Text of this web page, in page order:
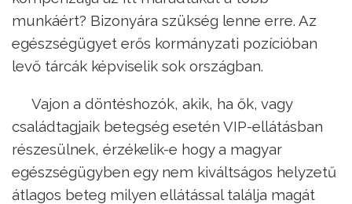
munkáért? Bizonyára szükség lenne erre. Az
egészségügyet erős kormányzati pozícióban
levő tárcák képviselik sok országban.
Vajon a döntéshozók, akik, ha ők, vagy
családtagjaik betegség esetén VIP-ellátásban
részesülnek, érzékelik-e hogy a magyar
egészségügyben egy nem kiváltságos helyzetű
átlagos beteg milyen ellátással találja magát